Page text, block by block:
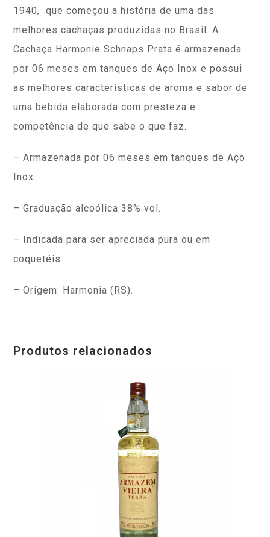
1940, que começou a história de uma das
melhores cachaças produzidas no Brasil. A
Cachaça Harmonie Schnaps Prata é armazenada
por 06 meses em tanques de Aço Inox e possui
as melhores características de aroma e sabor de
uma bebida elaborada com presteza e
competência de que sabe o que faz.
– Armazenada por 06 meses em tanques de Aço
Inox
– Graduação alcoólica 38% vol.
– Indicada para ser apreciada pura ou em
coquetéis.
– Origem: Harmonia (RS).
Produtos relacionados